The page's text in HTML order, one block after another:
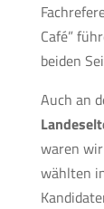
Café”
beiden
Auch an
waren
wählten